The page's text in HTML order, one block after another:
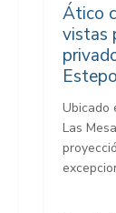
Ático
vistas
Ubicado
Las